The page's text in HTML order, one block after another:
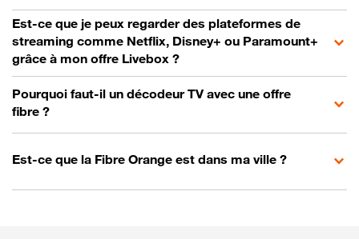
Est-ce que je peux regarder des plateformes de
streaming comme Netflix, Disney+ ou Paramount+
grâce à mon offre Livebox ?
Pourquoi faut-il un décodeur TV avec une offre
fibre ?
Est-ce que la Fibre Orange est dans ma ville ?